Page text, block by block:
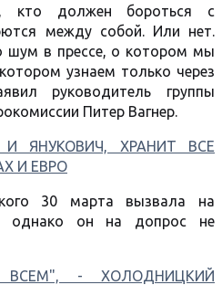
кто должен бороться с
между собой. Или нет.
шум в прессе, о котором мы
узнаем только через
руководитель группы
Питер Вагнер.
ЯНУКОВИЧ, ХРАНИТ ВСЕ
И ЕВРО
30 марта вызвала на
однако он на допрос не
ВСЕМ", - ХОЛОДНИЦКИЙ